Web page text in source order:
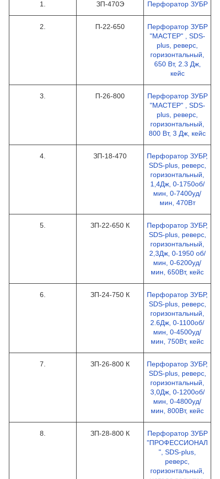
1. ЗП-470Э Перфоратор ЗУБР
2. П-22-650
Перфоратор ЗУБР
"МАСТЕР" , SDS-
plus, реверс,
горизонтальный,
650 Вт, 2.3 Дж,
кейс
3. П-26-800
Перфоратор ЗУБР
"МАСТЕР" , SDS-
plus, реверс,
горизонтальный,
800 Вт, 3 Дж, кейс
4. ЗП-18-470
Перфоратор ЗУБР,
SDS-plus, реверс,
горизонтальный,
1,4Дж, 0-1750об/
мин, 0-7400уд/
мин, 470Вт
5. ЗП-22-650 К
Перфоратор ЗУБР,
SDS-plus, реверс,
горизонтальный,
2,3Дж, 0-1950 об/
мин, 0-6200уд/
мин, 650Вт, кейс
6. ЗП-24-750 К
Перфоратор ЗУБР,
SDS-plus, реверс,
горизонтальный,
2.6Дж, 0-1100об/
мин, 0-4500уд/
мин, 750Вт, кейс
7. ЗП-26-800 К
Перфоратор ЗУБР,
SDS-plus, реверс,
горизонтальный,
3,0Дж, 0-1200об/
мин, 0-4800уд/
мин, 800Вт, кейс
8. ЗП-28-800 К
Перфоратор ЗУБР
"ПРОФЕССИОНАЛ
", SDS-plus,
реверс,
горизонтальный,